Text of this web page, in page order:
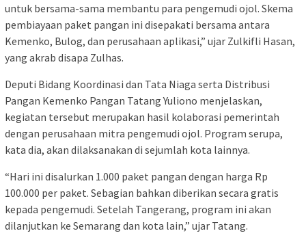
untuk bersama-sama membantu para pengemudi ojol. Skema
pembiayaan paket pangan ini disepakati bersama antara
Kemenko, Bulog, dan perusahaan aplikasi,” ujar Zulkifli Hasan,
yang akrab disapa Zulhas.
Deputi Bidang Koordinasi dan Tata Niaga serta Distribusi
Pangan Kemenko Pangan Tatang Yuliono menjelaskan,
kegiatan tersebut merupakan hasil kolaborasi pemerintah
dengan perusahaan mitra pengemudi ojol. Program serupa,
kata dia, akan dilaksanakan di sejumlah kota lainnya.
“Hari ini disalurkan 1.000 paket pangan dengan harga Rp
100.000 per paket. Sebagian bahkan diberikan secara gratis
kepada pengemudi. Setelah Tangerang, program ini akan
dilanjutkan ke Semarang dan kota lain,” ujar Tatang.